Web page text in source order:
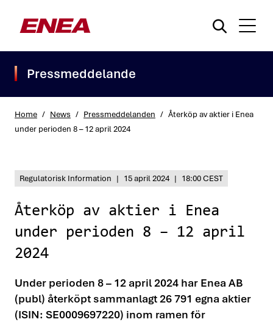
Pressmeddelande
Home / News / Pressmeddelanden / Återköp av aktier i Enea
under perioden 8 – 12 april 2024
Regulatorisk Information | 15 april 2024 | 18:00 CEST
Återköp av aktier i Enea
under perioden 8 – 12 april
2024
Under perioden 8 – 12 april 2024 har Enea AB
(publ) återköpt sammanlagt 26 791 egna aktier
(ISIN: SE0009697220) inom ramen för